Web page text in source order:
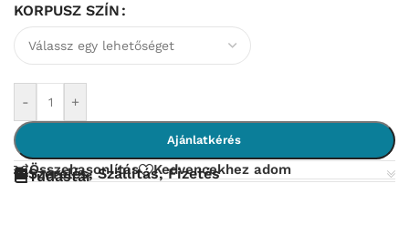
KORPUSZ SZÍN
- +
Ajánlatkérés
Összehasonlítás Kedvencekhez adom
Szerelés, Szállítás, Fizetés
Tudástár